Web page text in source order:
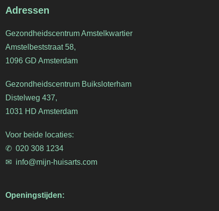
Adressen
Gezondheidscentrum Amstelkwartier
Amstelbeststraat 58,
1096 GD Amsterdam
Gezondheidscentrum Buiksloterham
Distelweg 437,
1031 HD Amsterdam
Voor beide locaties:
✆ 020 308 1234
✉︎ info@mijn-huisarts.com
Openingstijden: